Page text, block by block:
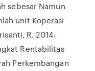
sebesar Namun
unit Koperasi
R. 2014.
Rentabilitas
Perkembangan